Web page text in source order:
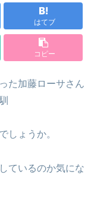
はてブ
コピー
た加藤ローサさん
しょうか。
ているのか気にな